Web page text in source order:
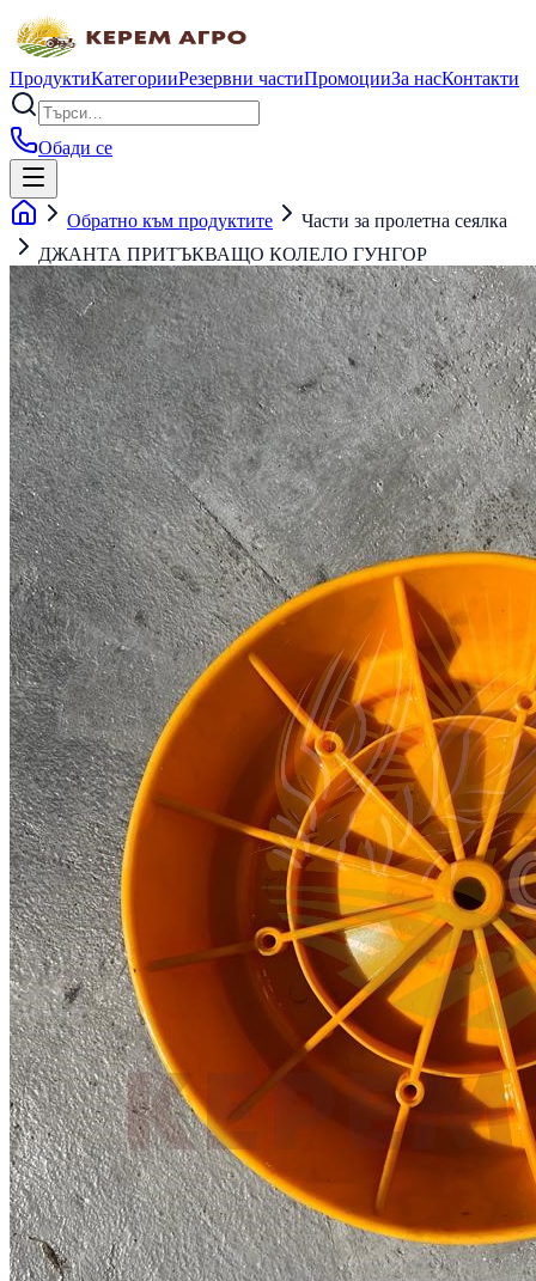
ПродуктиКатегорииРезервни частиПромоцииЗа насКонтакти
Обади се
Обратно към продуктите
Части за пролетна сеялка
ДЖАНТА ПРИТЪКВАЩО КОЛЕЛО ГУНГОР